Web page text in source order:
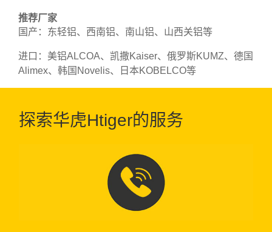
推荐厂家
国产：东轻铝、西南铝、南山铝、山西关铝等
进口：美铝ALCOA、凯撒Kaiser、俄罗斯KUMZ、德国
Alimex、韩国Novelis、日本KOBELCO等
探索华虎Htiger的服务